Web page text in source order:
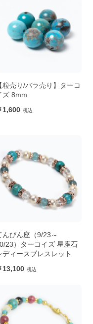
粒売り/バラ売り】ターコ
ズ 8mm
1,600
んびん座（9/23～
23）ターコイズ 星座石
ディースブレスレット
13,100